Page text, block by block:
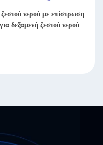
θερμαντικού στοιχείου